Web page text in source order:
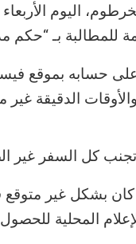
اليوم
للمطالبة بـ “حكم
الدقيقة غير
كل السفر غير
كان بشكل غير
المحلية